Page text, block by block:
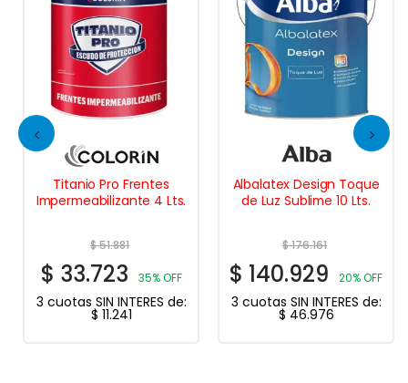
Titanio Pro Frentes
Impermeabilizante 4 Lts.
$51.881
$ 33.723 35% OFF
3 cuotas SIN INTERES de:
$ 11.241
Albalatex Design Toque
de Luz Sublime 10 Lts.
$176.161
$ 140.929 20% OFF
3 cuotas SIN INTERES de:
$ 46.976